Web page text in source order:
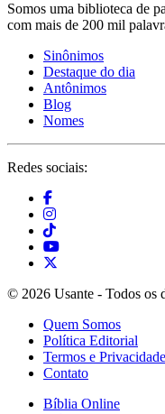
Somos uma biblioteca de
com mais de 200 mil
Sinônimos
Destaque do dia
Antônimos
Blog
Nomes
Redes sociais:
© 2026 Usante - Todos os
Quem Somos
Política Editorial
Termos e Privacidade
Contato
Bíblia Online